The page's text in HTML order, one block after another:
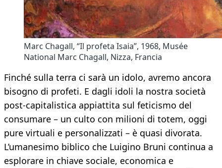
Marc Chagall, “Il profeta Isaia”, 1968, Musée
National Marc Chagall, Nizza, Francia
Finché sulla terra ci sarà un idolo, avremo ancora
bisogno di profeti. E dagli idoli la nostra società
post-capitalistica appiattita sul feticismo del
consumare – un culto con milioni di totem, oggi
pure virtuali e personalizzati – è quasi divorata.
L’umanesimo biblico che Luigino Bruni continua a
esplorare in chiave sociale, economica e